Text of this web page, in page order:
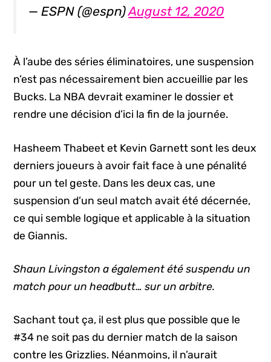
— ESPN (@espn)August 12, 2020
À l’aube des séries éliminatoires, une suspension
n’est pas nécessairement bien accueillie par les
Bucks. La NBA devrait examiner le dossier et
rendre une décision d’ici la fin de la journée.
Hasheem Thabeet et Kevin Garnett sont les deux
derniers joueurs à avoir fait face à une pénalité
pour un tel geste. Dans les deux cas, une
suspension d’un seul match avait été décernée,
ce qui semble logique et applicable à la situation
de Giannis.
Shaun Livingston a également été suspendu un
match pour un headbutt… sur un arbitre.
Sachant tout ça, il est plus que possible que le
#34 ne soit pas du dernier match de la saison
contre les Grizzlies. Néanmoins, il n’aurait